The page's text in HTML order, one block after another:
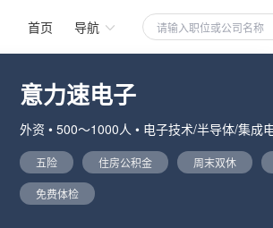
首页 导航
意力速电子
外资 • 500～1000人 • 电子技术/半导体/集成
五险 住房公积金 周末双休
免费体检